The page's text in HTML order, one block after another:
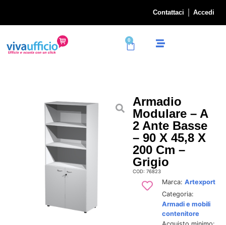
Contattaci Accedi
0
Armadio
Modulare – A
2 Ante Basse
– 90 X 45,8 X
200 Cm –
Grigio
COD: 76823
Marca: Artexport
Categoria:
Armadi e mobili
contenitore